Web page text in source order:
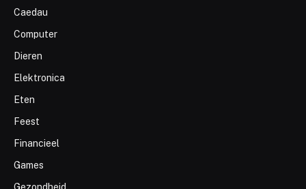
Caedau
Computer
Dieren
Elektronica
Eten
Feest
Financieel
Games